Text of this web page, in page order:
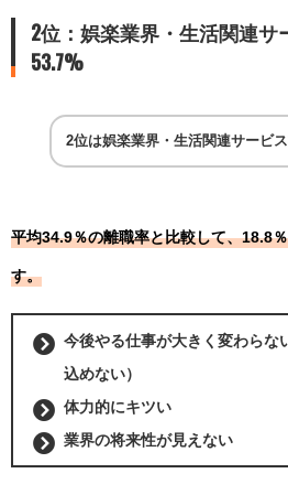
2位：娯楽業界・生活関連
53.7%
2位は娯楽業界・生活関連サービス
平均34.9％の離職率と比較して、18.8
す。
今後やる仕事が大きく変わらな
込めない）
体力的にキツい
業界の将来性が見えない